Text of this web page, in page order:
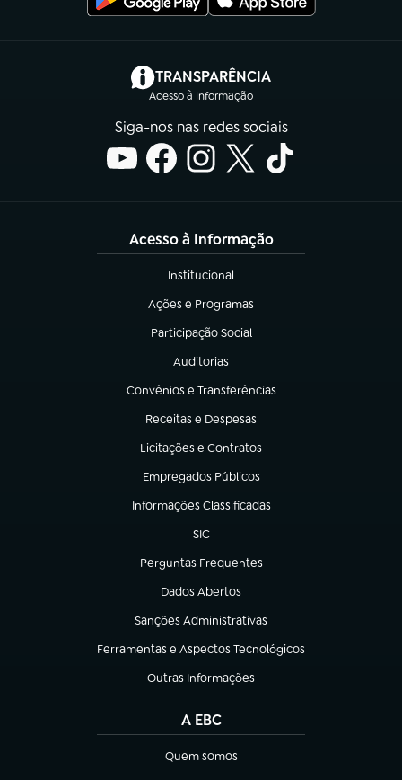
TRANSPARÊNCIA
Acesso à Informação
(abre em nova aba)
Siga-nos nas redes sociais
Acesso à Informação
Institucional
(abre em nova aba)
Ações e Programas
(abre em nova aba)
Participação Social
(abre em nova aba)
Auditorias
(abre em nova aba)
Convênios e Transferências
(abre em nova aba)
Receitas e Despesas
(abre em nova aba)
Licitações e Contratos
(abre em nova aba)
Empregados Públicos
(abre em nova aba)
Informações Classificadas
(abre em nova aba)
SIC
(abre em nova aba)
Perguntas Frequentes
(abre em nova aba)
Dados Abertos
(abre em nova aba)
Sanções Administrativas
(abre em nova aba)
Ferramentas e Aspectos Tecnológicos
(abre em nova aba)
Outras Informações
(abre em nova aba)
A EBC
Quem somos
(abre em nova aba)